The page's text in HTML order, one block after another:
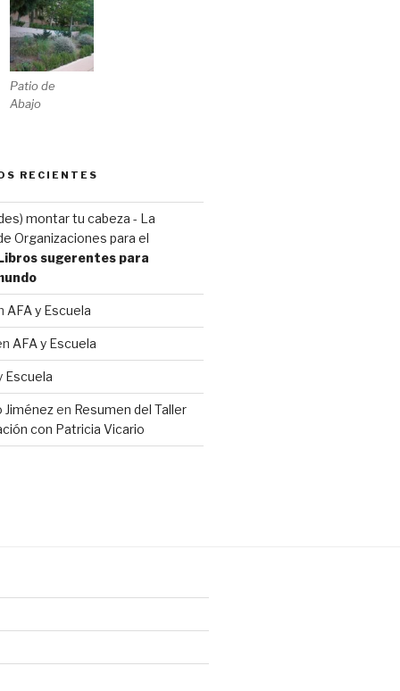
Patio de
Abajo
RECIENTES
montar tu cabeza - La
Organizaciones para el
sugerentes para
AFA y Escuela
AFA y Escuela
Escuela
Jiménezen Resumen del Taller
con Patricia Vicario